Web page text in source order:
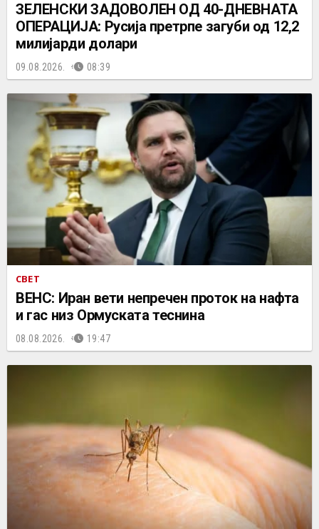
ЗЕЛЕНСКИ ЗАДОВОЛЕН ОД 40-ДНЕВНАТА
ОПЕРАЦИЈА: Русија претрпе загуби од 12,2
милијарди долари
09.08.2026. 08:39
СВЕТ
ВЕНС: Иран вети непречен проток на нафта
и гас низ Ормуската теснина
08.08.2026. 19:47